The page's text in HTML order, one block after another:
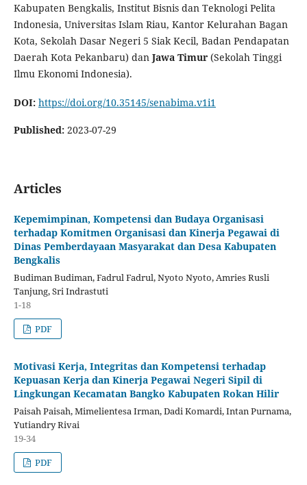
Kabupaten Bengkalis, Institut Bisnis dan Teknologi Pelita
Indonesia, Universitas Islam Riau, Kantor Kelurahan Bagan
Kota, Sekolah Dasar Negeri 5 Siak Kecil, Badan Pendapatan
Daerah Kota Pekanbaru) dan Jawa Timur(Sekolah Tinggi
Ilmu Ekonomi Indonesia).
DOI: https://doi.org/10.35145/senabima.v1i1
Published: 2023-07-29
Articles
Kepemimpinan, Kompetensi dan Budaya Organisasi
terhadap Komitmen Organisasi dan Kinerja Pegawai di
Dinas Pemberdayaan Masyarakat dan Desa Kabupaten
Bengkalis
Budiman Budiman, Fadrul Fadrul, Nyoto Nyoto, Amries Rusli
Tanjung, Sri Indrastuti
1-18
PDF
Motivasi Kerja, Integritas dan Kompetensi terhadap
Kepuasan Kerja dan Kinerja Pegawai Negeri Sipil di
Lingkungan Kecamatan Bangko Kabupaten Rokan Hilir
Paisah Paisah, Mimelientesa Irman, Dadi Komardi, Intan Purnama,
Yutiandry Rivai
19-34
PDF